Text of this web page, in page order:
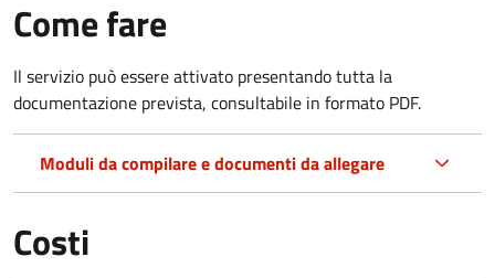
Come fare
Il servizio può essere attivato presentando tutta la
documentazione prevista, consultabile in formato PDF.
Moduli da compilare e documenti da allegare
Costi